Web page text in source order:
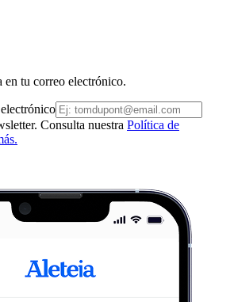
en tu correo electrónico.
Consulta nuestra Política de